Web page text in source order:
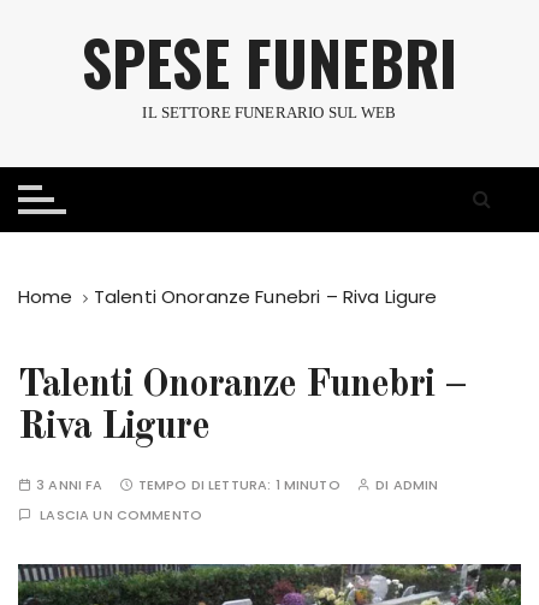
a
SPESE FUNEBRI
IL SETTORE FUNERARIO SUL WEB
Home Talenti Onoranze Funebri – Riva Ligure
Talenti Onoranze Funebri –
Riva Ligure
3 ANNI FA TEMPO DI LETTURA: 1 MINUTO DI ADMIN
LASCIA UN COMMENTO